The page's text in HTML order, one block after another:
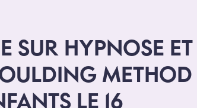
SUR HYPNOSE ET
METHOD
LE 16